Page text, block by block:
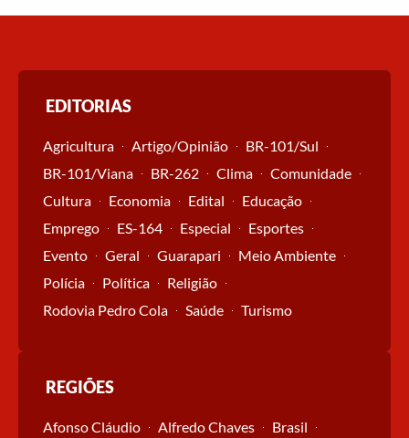
EDITORIAS
Agricultura Artigo/Opinião
BR-101/Sul
BR-101/Viana
BR-262 Clima
Comunidade
Cultura
Economia Edital
Educação
Emprego
ES-164 Especial
Esportes
Evento
Geral Guarapari
Meio Ambiente
Polícia
Política
Religião
Rodovia Pedro Cola
Saúde Turismo
REGIÕES
Afonso Cláudio Alfredo Chaves
Brasil